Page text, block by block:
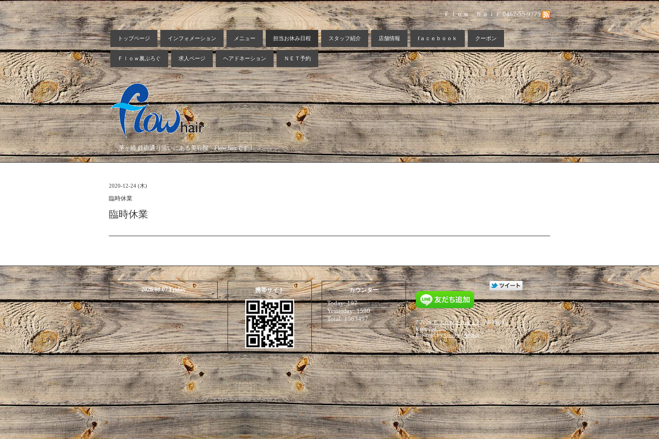
Ｆｌｏｗ ｈａｉｒ 0467-55-9775
トップページ インフォメーション メニュー 担当お休み日程 スタッフ紹介 店舗情報 fａｃｅｂｏｏｋ クーポン
Ｆｌｏｗ裏ぶろぐ 求人ページ ヘアドネーション ＮＥＴ予約
茅ヶ崎 鉄砲通り沿いにある美容院 Flow hairです！
2020-12-24 (木)
臨時休業
臨時休業
2026.08.07 Friday 携帯サイト カウンター
Today:197
Yesterday:1590
Total:1563497 ©2026Ｆｌｏｗ ｈａｉｒ. All Rights
Reserved.
Powered byGoope/Admin